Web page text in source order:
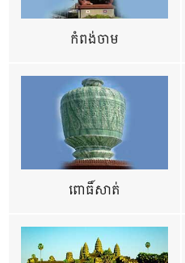
កំពង់ចាម
ពោធិ៍សាត់